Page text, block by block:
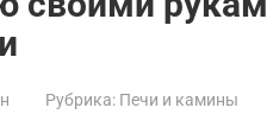
Рубрика: Печи и камины